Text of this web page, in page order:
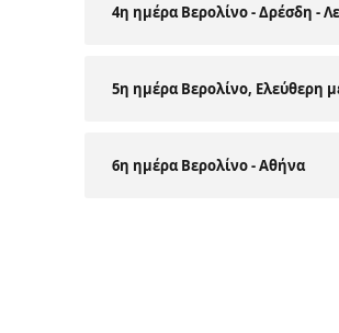
4η ημέρα Βερολίνο - Δρέσδη -
5η ημέρα Βερολίνο, Ελεύθερη
6η ημέρα Βερολίνο - Αθήνα